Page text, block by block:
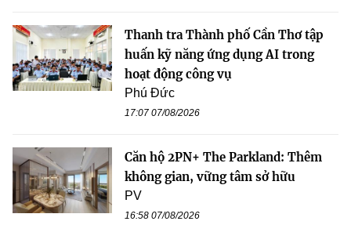
Thanh tra Thành phố Cần Thơ tập
huấn kỹ năng ứng dụng AI trong
hoạt động công vụ
Phú Đức
17:07 07/08/2026
Căn hộ 2PN+ The Parkland: Thêm
không gian, vững tâm sở hữu
PV
16:58 07/08/2026